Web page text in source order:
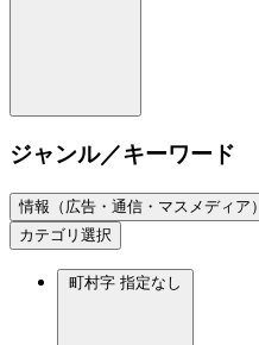
ジャンル／キーワード
情報（広告・通信・マスメディア）
カテゴリ選択
町村字 指定なし